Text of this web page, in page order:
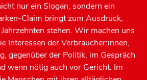
nur ein Slogan, sondern ein
Claim bringt zum Ausdruck,
stehen. Wir machen uns
Interessen der Verbraucher:innen,
gegenüber der Politik, im Gespräch
wenn nötig auch vor Gericht. Im